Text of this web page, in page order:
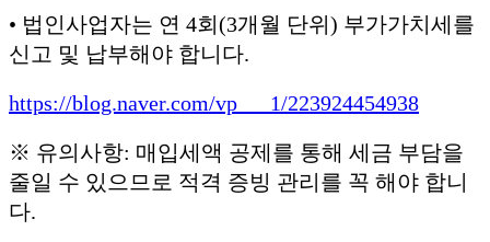
• 법인사업자는 연 4회(3개월 단위) 부가가치세를
신고 및 납부해야 합니다.
https://blog.naver.com/vp___1/223924454938
※ 유의사항: 매입세액 공제를 통해 세금 부담을
줄일 수 있으므로 적격 증빙 관리를 꼭 해야 합니
다.